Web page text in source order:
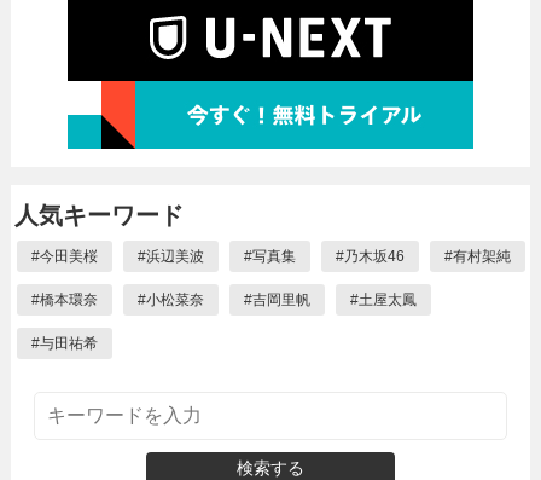
人気キーワード
#今田美桜 #浜辺美波 #写真集 #乃木坂46 #有村架純
#橋本環奈 #小松菜奈 #吉岡里帆 #土屋太鳳
#与田祐希
検索する